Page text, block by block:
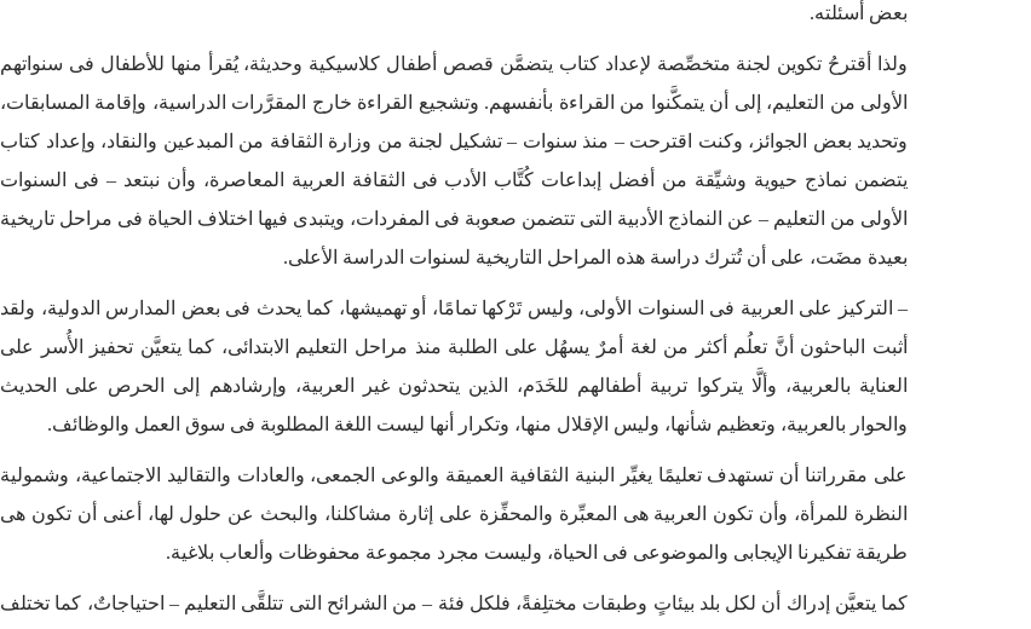
بعض أسئلته.
ولذا أقترحُ تكوين لجنة متخصِّصة لإعداد كتاب يتضمَّن قصص أطفال كلاسيكية وحديثة، يُقرأ منها للأطفال فى سنواتهم
الأولى من التعليم، إلى أن يتمكَّنوا من القراءة بأنفسهم. وتشجيع القراءة خارج المقرَّرات الدراسية، وإقامة المسابقات،
وتحديد بعض الجوائز، وكنت اقترحت – منذ سنوات – تشكيل لجنة من وزارة الثقافة من المبدعين والنقاد، وإعداد كتاب
يتضمن نماذج حيوية وشيِّقة من أفضل إبداعات كُتَّاب الأدب فى الثقافة العربية المعاصرة، وأن نبتعد – فى السنوات
الأولى من التعليم – عن النماذج الأدبية التى تتضمن صعوبة فى المفردات، ويتبدى فيها اختلاف الحياة فى مراحل تاريخية
بعيدة مضَت، على أن تُترك دراسة هذه المراحل التاريخية لسنوات الدراسة الأعلى.
– التركيز على العربية فى السنوات الأولى، وليس تَرْكها تمامًا، أو تهميشها، كما يحدث فى بعض المدارس الدولية، ولقد
أثبت الباحثون أنَّ تعلُم أكثر من لغة أمرٌ يسهُل على الطلبة منذ مراحل التعليم الابتدائى، كما يتعيَّن تحفيز الأُسر على
العناية بالعربية، وألَّا يتركوا تربية أطفالهم للخَدَم، الذين يتحدثون غير العربية، وإرشادهم إلى الحرص على الحديث
والحوار بالعربية، وتعظيم شأنها، وليس الإقلال منها، وتكرار أنها ليست اللغة المطلوبة فى سوق العمل والوظائف.
على مقرراتنا أن تستهدف تعليمًا يغيِّر البنية الثقافية العميقة والوعى الجمعى، والعادات والتقاليد الاجتماعية، وشمولية
النظرة للمرأة، وأن تكون العربية هى المعبِّرة والمحفِّزة على إثارة مشاكلنا، والبحث عن حلول لها، أعنى أن تكون هى
طريقة تفكيرنا الإيجابى والموضوعى فى الحياة، وليست مجرد مجموعة محفوظات وألعاب بلاغية.
كما يتعيَّن إدراك أن لكل بلد بيئاتٍ وطبقات مختلِفةً، فلكل فئة – من الشرائح التى تتلقَّى التعليم – احتياجاتٌ، كما تختلف